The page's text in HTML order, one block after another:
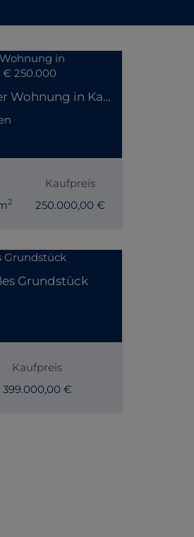
Charmante 2-Zimmer Wohnung in Kaltenleutgeben – 48m², € 250.000
2
Kaufpreis
250.000,00 €
Grundstück
Kaufpreis
399.000,00 €